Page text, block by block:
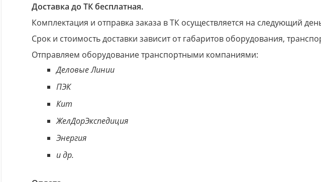
Доставка до ТК бесплатная.
Комплектация и отправка заказа в ТК осуществляется на следующий
Срок и стоимость доставки зависит от габаритов оборудования,
Отправляем оборудование транспортными компаниями:
Деловые Линии
ПЭК
Кит
ЖелДорЭкспедиция
Энергия
и др.